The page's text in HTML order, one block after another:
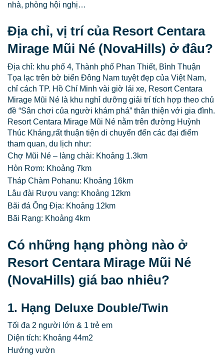
nhà, phòng hội nghị…
Địa chỉ, vị trí của Resort Centara
Mirage Mũi Né (NovaHills) ở đâu?
Địa chỉ: khu phố 4, Thành phố Phan Thiết, Bình Thuận
Tọa lạc trên bờ biển Đông Nam tuyệt đẹp của Việt Nam,
chỉ cách TP. Hồ Chí Minh vài giờ lái xe, Resort Centara
Mirage Mũi Né là khu nghỉ dưỡng giải trí tích hợp theo chủ
đề “Sân chơi của người khám phá” thân thiện với gia đình.
Resort Centara Mirage Mũi Né nằm trên đường Huỳnh
Thúc Kháng,rất thuận tiện di chuyển đến các đại điểm
tham quan, du lịch như:
Chợ Mũi Né – làng chài: Khoảng 1.3km
Hòn Rơm: Khoảng 7km
Tháp Chàm Pohanu: Khoảng 16km
Lâu đài Rượu vang: Khoảng 12km
Bãi đá Ông Địa: Khoảng 12km
Bãi Rạng: Khoảng 4km
Có những hạng phòng nào ở
Resort Centara Mirage Mũi Né
(NovaHills) giá bao nhiêu?
1. Hạng Deluxe Double/Twin
Tối đa 2 người lớn & 1 trẻ em
Diện tích: Khoảng 44m2
Hướng vườn